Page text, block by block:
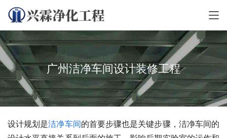
广州洁净车间设计装修工程
设计规划是洁净车间的首要步骤也是关键步骤，洁净车间的